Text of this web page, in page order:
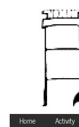
Home Activity